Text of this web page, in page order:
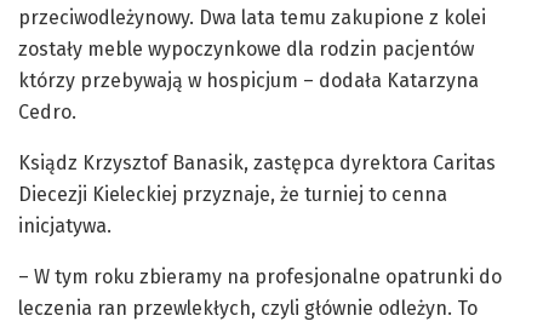
przeciwodleżynowy. Dwa lata temu zakupione z kolei
zostały meble wypoczynkowe dla rodzin pacjentów
którzy przebywają w hospicjum – dodała Katarzyna
Cedro.
Ksiądz Krzysztof Banasik, zastępca dyrektora Caritas
Diecezji Kieleckiej przyznaje, że turniej to cenna
inicjatywa.
– W tym roku zbieramy na profesjonalne opatrunki do
leczenia ran przewlekłych, czyli głównie odleżyn. To